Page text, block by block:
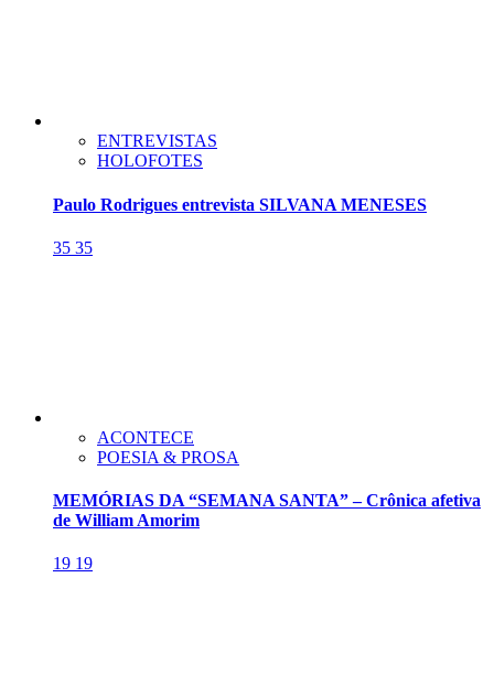
ENTREVISTAS
HOLOFOTES
Paulo Rodrigues entrevista SILVANA MENESES
35 35
ACONTECE
POESIA & PROSA
MEMÓRIAS DA “SEMANA SANTA” – Crônica afetiva
de William Amorim
19 19